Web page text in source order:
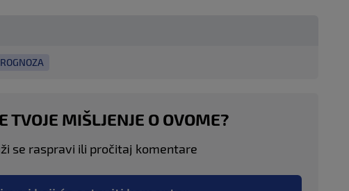
TVOJE MIŠLJENJE O OVOME?
se raspravi ili pročitaj komentare